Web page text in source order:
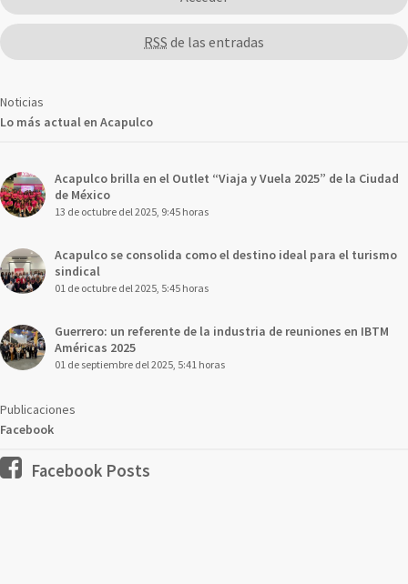
RSS de las entradas
Noticias
Lo más actual en Acapulco
Acapulco brilla en el Outlet “Viaja y Vuela 2025” de la Ciudad
de México
13 de octubre del 2025, 9:45 horas
Acapulco se consolida como el destino ideal para el turismo
sindical
01 de octubre del 2025, 5:45 horas
Guerrero: un referente de la industria de reuniones en IBTM
Américas 2025
01 de septiembre del 2025, 5:41 horas
Publicaciones
Facebook
Facebook Posts